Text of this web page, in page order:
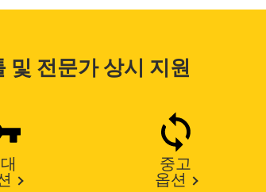
및 전문가 상시 지원
중고
옵션